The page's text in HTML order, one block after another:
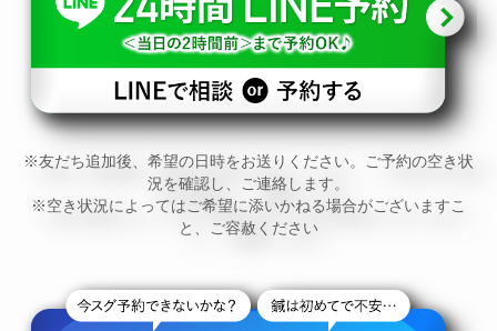
※友だち追加後、希望の日時をお送りください。ご予約の空き状
況を確認し、ご連絡します。
※空き状況によってはご希望に添いかねる場合がございますこ
と、ご容赦ください